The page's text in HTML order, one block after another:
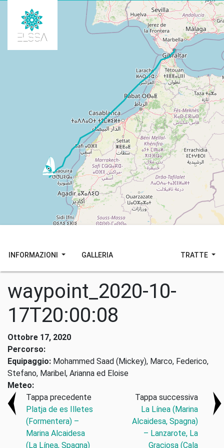
INFORMAZIONI GALLERIA TRATTE
waypoint_2020-10-
17T20:00:08
Ottobre 17, 2020
Percorso:
Equipaggio: Mohammed Saad (Mickey), Marco, Federico,
Stefano, Maribel, Arianna ed Eloise
Meteo:
Tappa precedente
Platja de es Illetes
(Formentera) –
Marina Alcaidesa
(La Línea, Spagna)
Tappa successiva
La Línea (Marina
Alcaidesa, Spagna)
– Lanzarote, La
Graciosa (Cala